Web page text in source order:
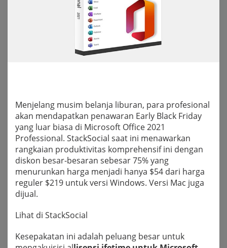
Menjelang musim belanja liburan, para profesional
akan mendapatkan penawaran Early Black Friday
yang luar biasa di Microsoft Office 2021
Professional. StackSocial saat ini menawarkan
rangkaian produktivitas komprehensif ini dengan
diskon besar-besaran sebesar 75% yang
menurunkan harga menjadi hanya $54 dari harga
reguler $219 untuk versi Windows. Versi Mac juga
dijual.
Lihat di StackSocial
Kesepakatan ini adalah peluang besar untuk